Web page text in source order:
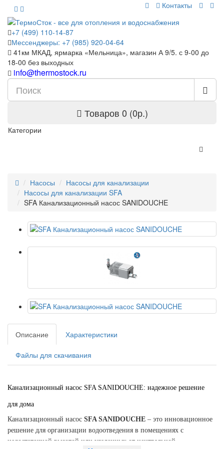
Контакты
+7 (499) 110-14-87
Мессенджеры: +7 (985) 920-04-64
41км МКАД, ярмарка «Мельница», магазин А 9/5. с 9-00 до
18-00 без выходных
info@thermostock.ru
Товаров 0 (0р.)
Категории
Насосы
Насосы для канализации
Насосы для канализации SFA
SFA Канализационный насос SANIDOUCHE
Описание Характеристики
Файлы для скачивания
Канализационный насос SFA SANIDOUCHE: надежное решение
для дома
Канализационный насос SFA SANIDOUCHE – это инновационное
решение для организации водоотведения в помещениях с
недостаточной высотой или удаленных от центральной